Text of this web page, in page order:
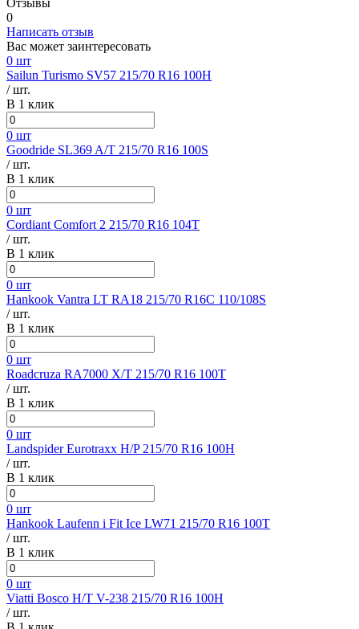
0
Написать отзыв
Вас может заинтересовать
0 шт
Sailun Turismo SV57 215/70 R16 100H
/ шт.
В 1 клик
0 шт
Goodride SL369 A/T 215/70 R16 100S
/ шт.
В 1 клик
0 шт
Cordiant Comfort 2 215/70 R16 104T
/ шт.
В 1 клик
0 шт
Hankook Vantra LT RA18 215/70 R16C 110/108S
/ шт.
В 1 клик
0 шт
Roadcruza RA7000 X/T 215/70 R16 100T
/ шт.
В 1 клик
0 шт
Landspider Eurotraxx H/P 215/70 R16 100H
/ шт.
В 1 клик
0 шт
Hankook Laufenn i Fit Ice LW71 215/70 R16 100T
/ шт.
В 1 клик
0 шт
Viatti Bosco H/T V-238 215/70 R16 100H
/ шт.